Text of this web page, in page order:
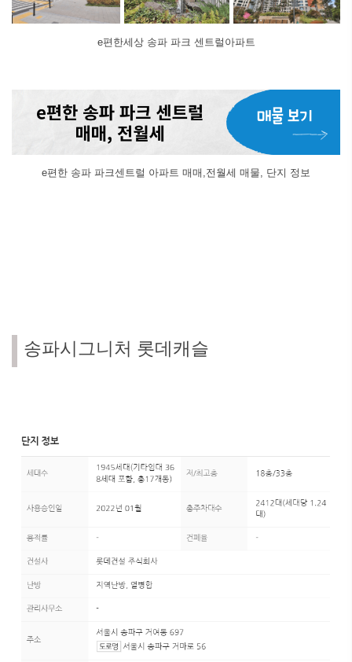
e편한세상 송파 파크 센트럴아파트
e편한 송파 파크센트럴 아파트 매매,전월세 매물, 단지 정보
송파시그니처 롯데캐슬